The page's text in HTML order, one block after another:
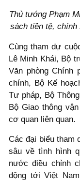
Thủ tướng Phạm
sách tiền tệ, chính
Cùng tham dự
Lê Minh Khái, Bộ
Văn phòng Chính
chính, Bộ Kế
Tư pháp, Bộ
Bộ Giao thông
cơ quan liên quan.
Các đại biểu tham
sâu về tình hình
nước điều chỉnh
động tới Việt